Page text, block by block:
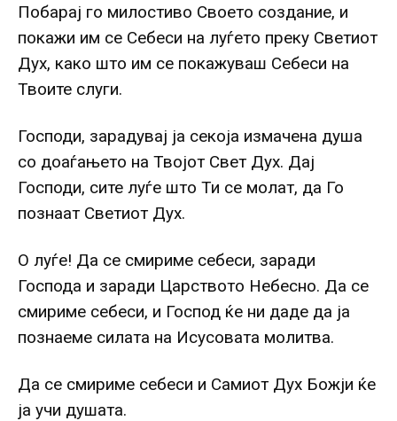
Побарај го милостиво Своето создание, и
покажи им се Себеси на луѓето преку Светиот
Дух, како што им се покажуваш Себеси на
Твоите слуги.
Господи, зарадувај ја секоја измачена душа
со доаѓањето на Твојот Свет Дух. Дај
Господи, сите луѓе што Ти се молат, да Го
познаат Светиот Дух.
О луѓе! Да се смириме себеси, заради
Господа и заради Царството Небесно. Да се
смириме себеси, и Господ ќе ни даде да ја
познаеме силата на Исусовата молитва.
Да се смириме себеси и Самиот Дух Божји ќе
ја учи душата.